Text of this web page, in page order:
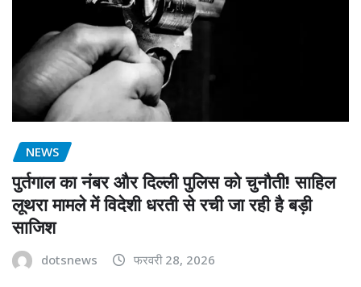
NEWS
पुर्तगाल का नंबर और दिल्ली पुलिस को चुनौती! साहिल
लूथरा मामले में विदेशी धरती से रची जा रही है बड़ी
साजिश
dotsnews फरवरी 28, 2026